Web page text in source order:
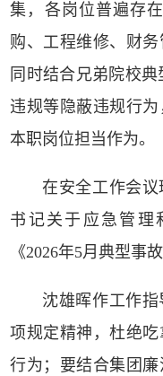
集，各岗位普遍存
购、工程维修、财务
同时结合兄弟院校
违规等隐蔽违规行
本职岗位担当作为。
在安全工作会
书记关于应急管理
《2026年5月典型事
沈雄晖作工作
项规定精神，杜绝
行为；要结合集团